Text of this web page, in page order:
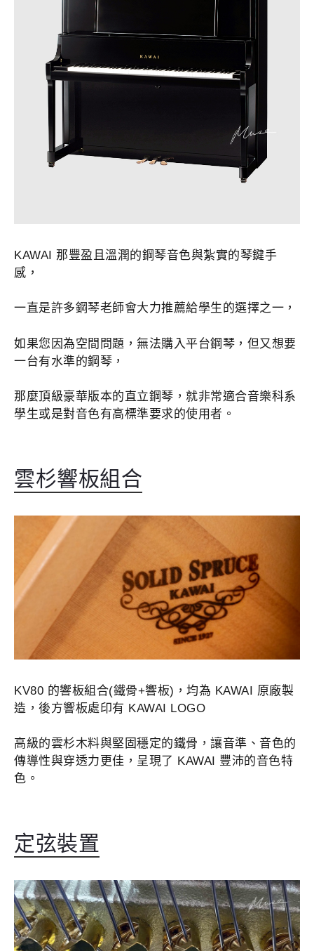
KAWAI 那豐盈且溫潤的鋼琴音色與紮實的琴鍵手
感，
一直是許多鋼琴老師會大力推薦給學生的選擇之一，
如果您因為空間問題，無法購入平台鋼琴，但又想要
一台有水準的鋼琴，
那麼頂級豪華版本的直立鋼琴，就非常適合音樂科系
學生或是對音色有高標準要求的使用者。
雲杉響板組合
KV80 的響板組合(鐵骨+響板)，均為 KAWAI 原廠製
造，後方響板處印有 KAWAI LOGO
高級的雲杉木料與堅固穩定的鐵骨，讓音準、音色的
傳導性與穿透力更佳，呈現了 KAWAI 豐沛的音色特
色。
定弦裝置